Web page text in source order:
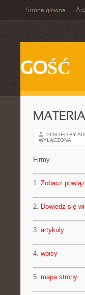
Strona główna
GOŚĆ
POSTED BY
WYŁĄCZONA
Firmy
1. Zobacz
2. Dowiedz się
3. artykuly
4. wpisy
5. mapa strony